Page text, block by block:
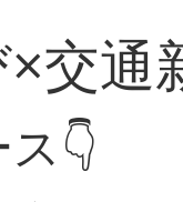
交通
👇